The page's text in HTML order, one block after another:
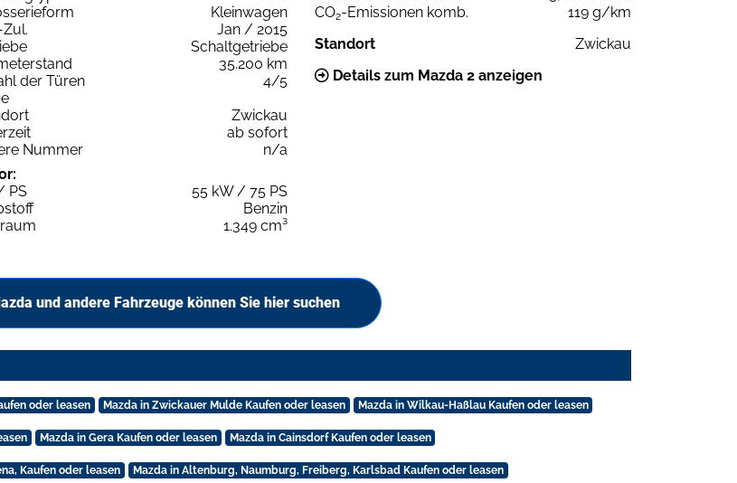
Kleinwagen
Jan / 2015
Schaltgetriebe
35.200 km
der Türen
4/5
Zwickau
ab sofort
Nummer
n/a
PS
55 kW / 75 PS
Benzin
1.349 cm³
CO2-Emissionen komb.
119 g/km
Standort
Zwickau
Details zum Mazda 2 anzeigen
und andere Fahrzeuge können Sie hier suchen
oder leasen Mazda in Zwickauer Mulde Kaufen oder leasen Mazda in Wilkau-Haßlau Kaufen oder leasen
Mazda in Gera Kaufen oder leasen Mazda in Cainsdorf Kaufen oder leasen
Kaufen oder leasen Mazda in Altenburg, Naumburg, Freiberg, Karlsbad Kaufen oder leasen